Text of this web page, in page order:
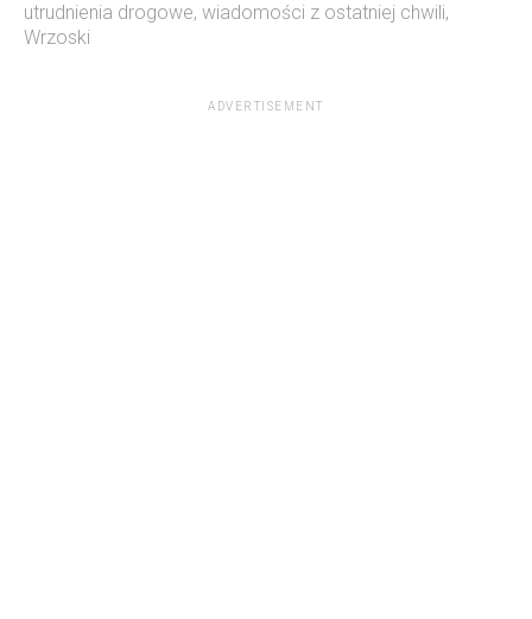
utrudnienia drogowe, wiadomości z ostatniej chwili,
Wrzoski
ADVERTISEMENT